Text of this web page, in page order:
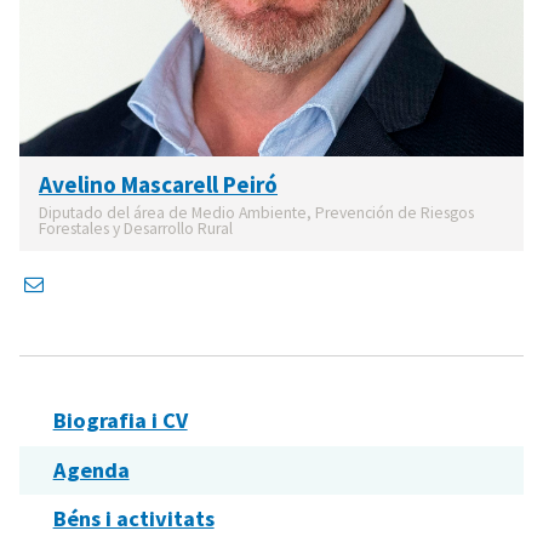
Avelino Mascarell Peiró
Diputado del área de Medio Ambiente, Prevención de Riesgos
Forestales y Desarrollo Rural
Biografia i CV
Agenda
Béns i activitats